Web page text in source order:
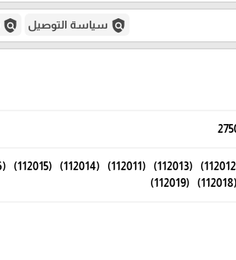
policy سياسة التوصيل policy
(112018) (112019)